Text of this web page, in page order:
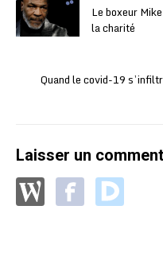
Le boxeur
la charité
Quand le covid-19
Laisser un